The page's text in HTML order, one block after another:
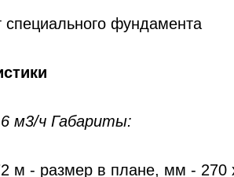
специального фундамента
м3/ч Габариты:
м - размер в плане, мм - 270